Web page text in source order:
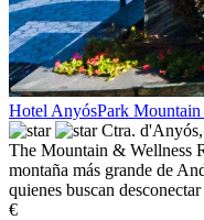
Hotel AnyósPark
Ctra.
The Mountain & Wellness
montaña más grande de
quienes buscan
€